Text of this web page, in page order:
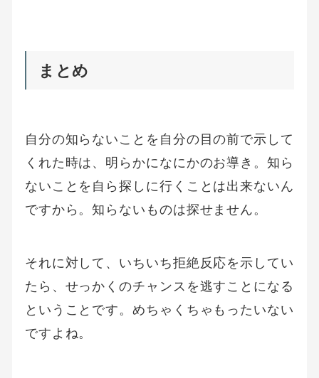
まとめ
自分の知らないことを自分の目の前で示して
くれた時は、明らかになにかのお導き。知ら
ないことを自ら探しに行くことは出来ないん
ですから。知らないものは探せません。
それに対して、いちいち拒絶反応を示してい
たら、せっかくのチャンスを逃すことになる
ということです。めちゃくちゃもったいない
ですよね。